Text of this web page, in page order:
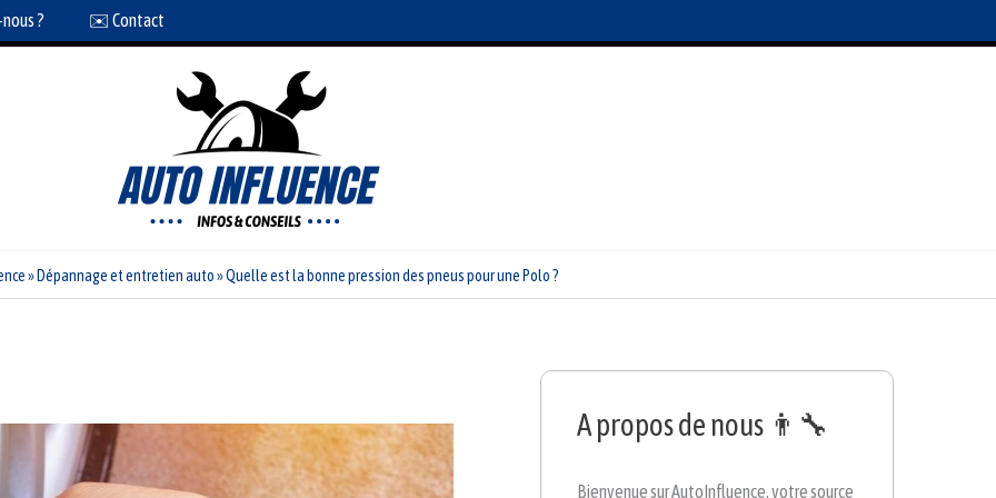
? ✉️ Contact
» Dépannage et entretien auto»Quelle est la bonne pression des pneus pour une Polo ?
A propos de nous 👨‍🔧
Bienvenue sur AutoInfluence, votre source